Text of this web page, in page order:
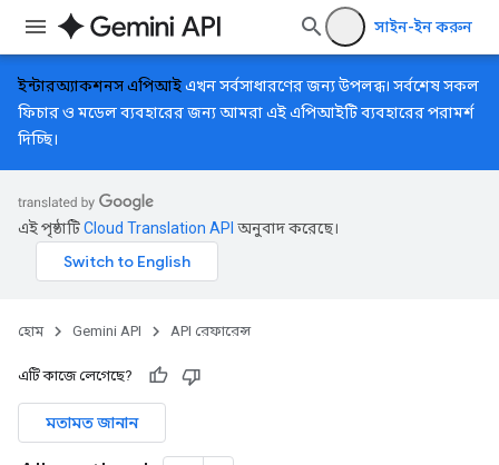
সাইন-ইন করুন
ইন্টারঅ্যাকশনস এপিআইএখন সর্বসাধারণের জন্য উপলব্ধ। সর্বশেষ সকল
ফিচার ও মডেল ব্যবহারের জন্য আমরা এই এপিআইটি ব্যবহারের পরামর্শ
দিচ্ছি।
এই পৃষ্ঠাটিCloud Translation API অনুবাদ করেছে।
হোম Gemini API API রেফারেন্স
এটি কাজে লেগেছে?
মতামত জানান